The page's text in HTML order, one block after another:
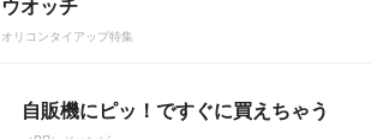
オリコンタイアップ特集
自販機にピッ！ですぐに買えちゃう